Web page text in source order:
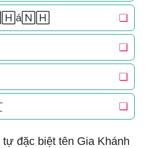
❏
❏
❏
❏
đặc biệt tên Gia Khánh